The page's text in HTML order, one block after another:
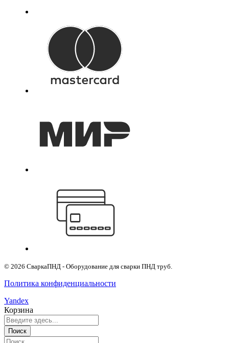
© 2026 СваркаПНД - Оборудование для сварки ПНД труб.
Политика конфиденциальности
Yandex
Корзина